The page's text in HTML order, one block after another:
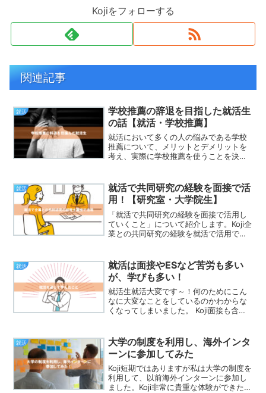
Kojiをフォローする
関連記事
就活
学校推薦の辞退を目指した就活生
の話【就活・学校推薦】
就活において多くの人の悩みである学校
推薦について、メリットとデメリットを
考え、実際に学校推薦を使うことを決断
どん下がるが、就職課や教授に相談して
も当然辞退の反対をされ、...
就活
就活で共同研究の経験を面接で活
用！【研究室・大学院生】
「就活で共同研究の経験を面接で活用し
ていくこと」について紹介します。Koji企
業との共同研究の経験を就活で活用でき
活で活かしたいな研究室のメンバーで
も、共同研究の内容は...
就活
就活は面接やESなど苦労も多い
が、学びも多い！
就活生就活大変です～！何のためにこん
なに大変なことをしているのかわからな
くなってしまいました。 Koji面接も含
た。研究室のメンバー確かに、私も大変
でしたけど良い経験にな...
就活
大学の制度を利用し、海外インタ
ーンに参加してみた
Koji短期ではありますが私は大学の制度を
利用して、以前海外インターンに参加し
ました。Koji非常に貴重な体験ができたと